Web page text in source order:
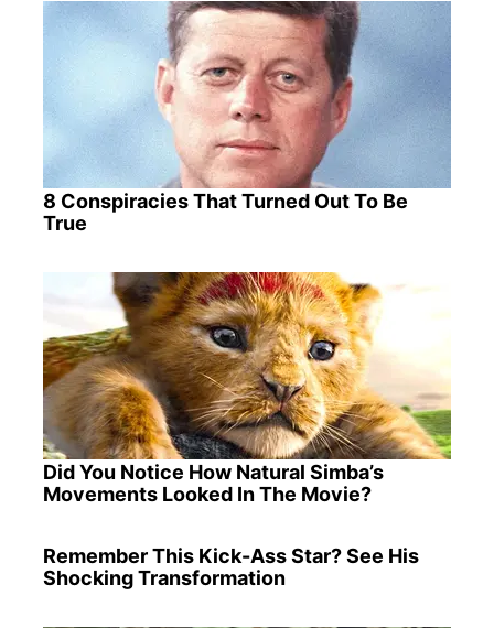
8 Conspiracies That Turned Out To Be
True
Did You Notice How Natural Simba’s
Movements Looked In The Movie?
Remember This Kick-Ass Star? See His
Shocking Transformation